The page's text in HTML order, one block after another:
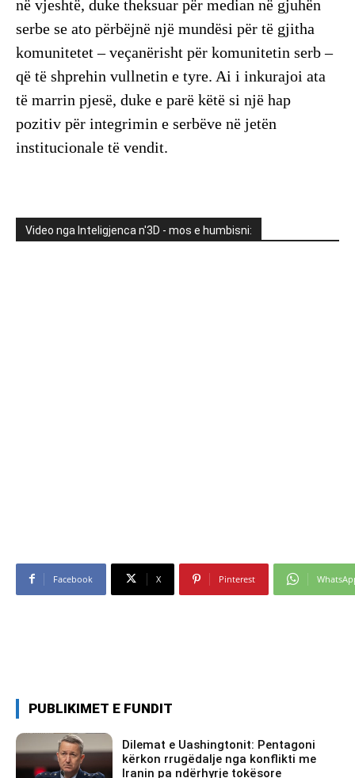
në vjeshtë, duke theksuar për median në gjuhën
serbe se ato përbëjnë një mundësi për të gjitha
komunitetet – veçanërisht për komunitetin serb –
që të shprehin vullnetin e tyre. Ai i inkurajoi ata
të marrin pjesë, duke e parë këtë si një hap
pozitiv për integrimin e serbëve në jetën
institucionale të vendit.
Video nga Inteligjenca n'3D - mos e humbisni:
Facebook X Pinterest
PUBLIKIMET E FUNDIT
Dilemat e Uashingtonit: Pentagoni
kërkon rrugëdalje nga konflikti me
Iranin pa ndërhyrje tokësore